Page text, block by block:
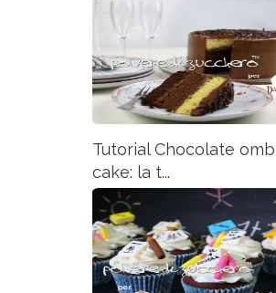
Tutorial Chocolate
cake: la t...